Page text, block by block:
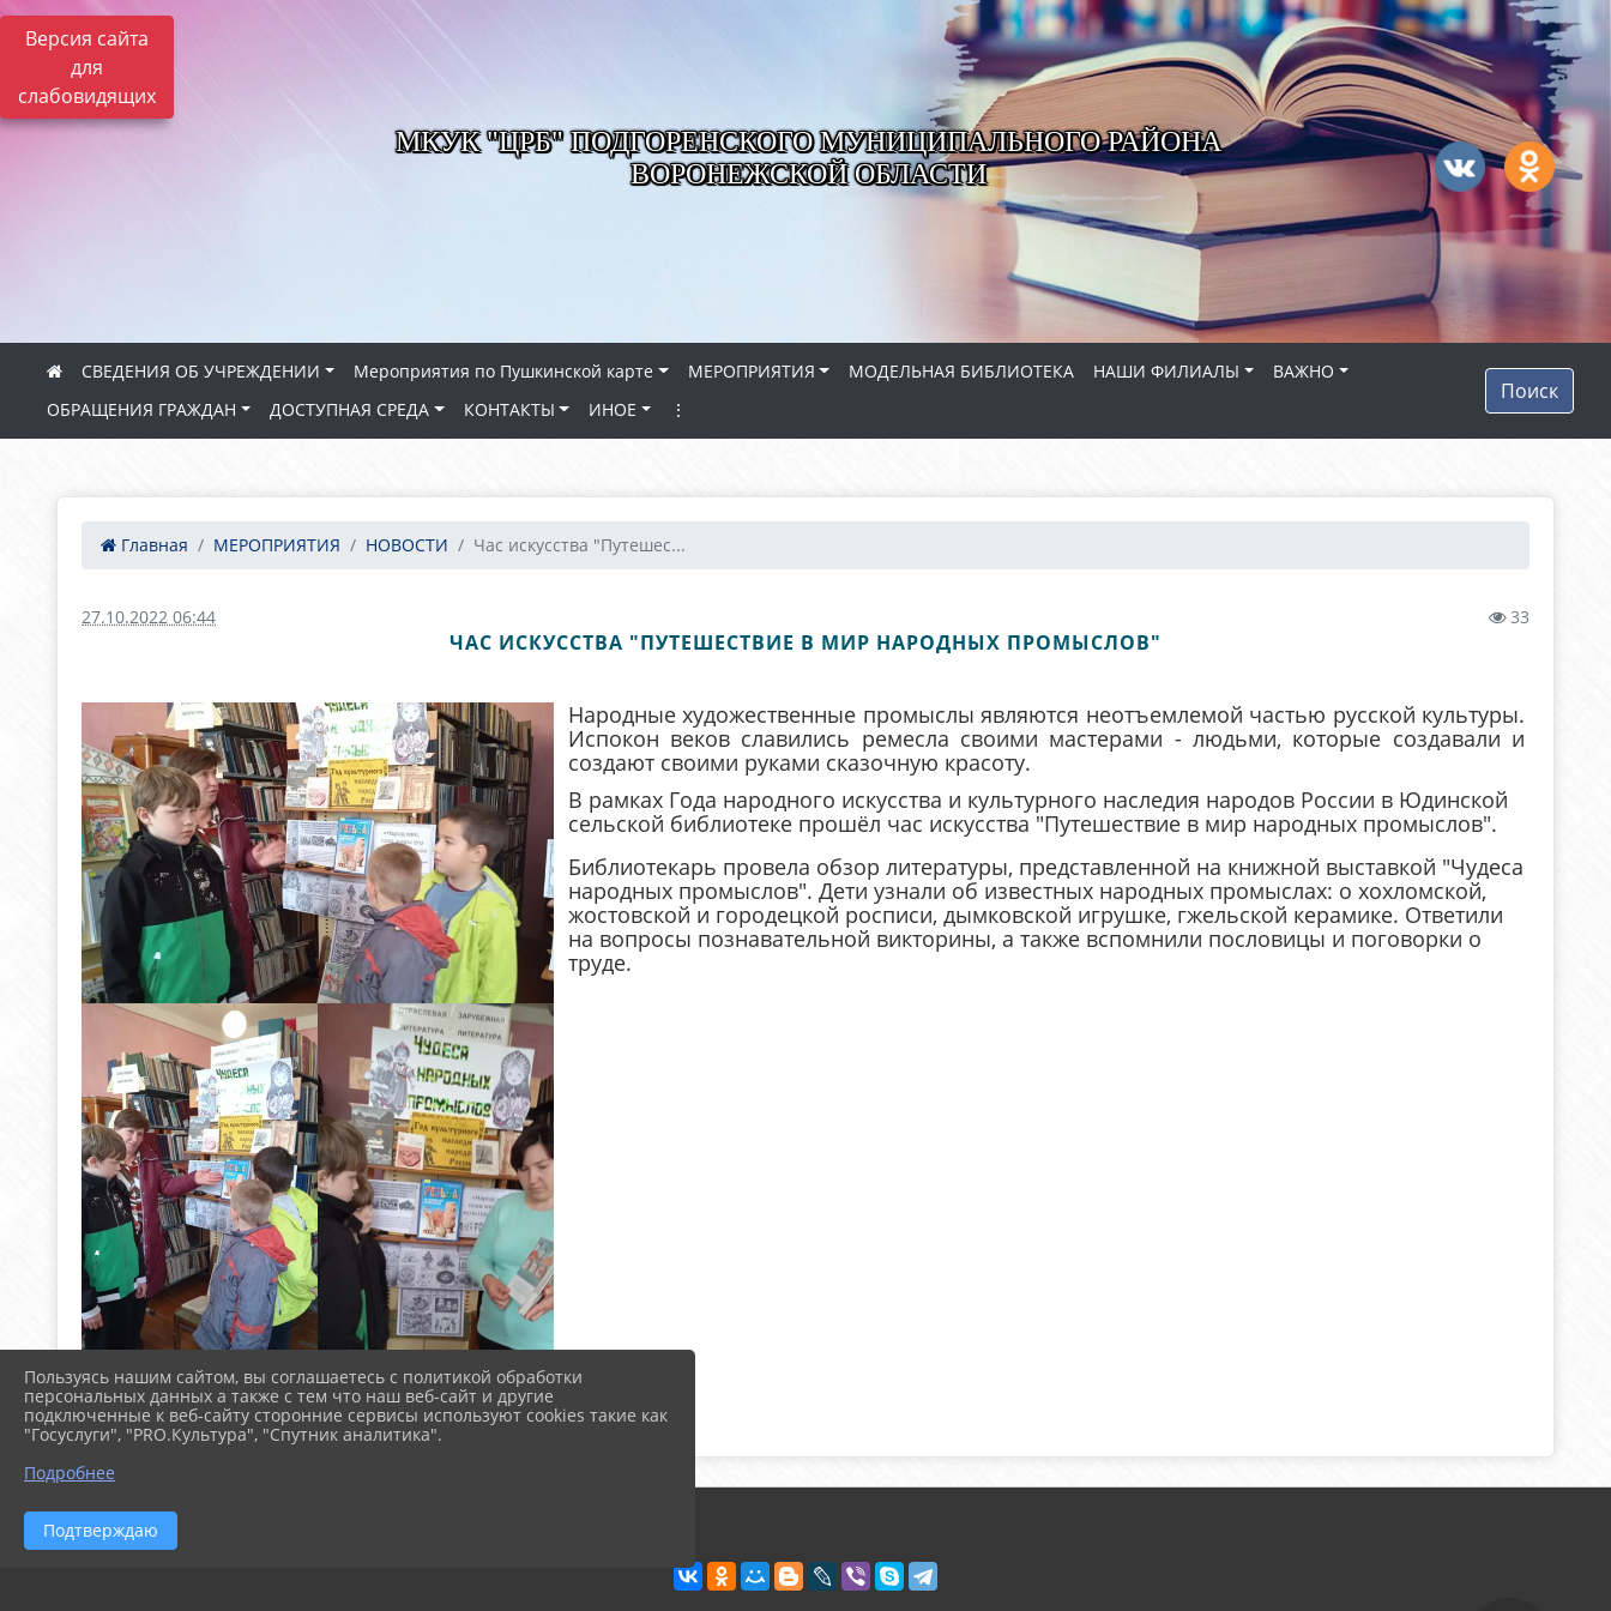
Версия сайта
для
слабовидящих
МКУК "ЦРБ" ПОДГОРЕНСКОГО МУНИЦИПАЛЬНОГО РАЙОНА
ВОРОНЕЖСКОЙ ОБЛАСТИ
СВЕДЕНИЯ ОБ УЧРЕЖДЕНИИ Мероприятия по Пушкинской карте МЕРОПРИЯТИЯ МОДЕЛЬНАЯ БИБЛИОТЕКА НАШИ ФИЛИАЛЫ
ВАЖНО
ОБРАЩЕНИЯ ГРАЖДАН
ДОСТУПНАЯ СРЕДА КОНТАКТЫ ИНОЕ ⋮
Поиск
Главная МЕРОПРИЯТИЯ НОВОСТИ Час искусства "Путешес...
27.10.2022 06:44 33
ЧАС ИСКУССТВА "ПУТЕШЕСТВИЕ В МИР НАРОДНЫХ ПРОМЫСЛОВ"
Народные художественные промыслы являются неотъемлемой частью русской культуры.
Испокон веков славились ремесла своими мастерами - людьми, которые создавали и
создают своими руками сказочную красоту.
В рамках Года народного искусства и культурного наследия народов России в Юдинской
сельской библиотеке прошёл час искусства "Путешествие в мир народных промыслов".
Библиотекарь провела обзор литературы, представленной на книжной выставкой "Чудеса
народных промыслов". Дети узнали об известных народных промыслах: о хохломской,
жостовской и городецкой росписи, дымковской игрушке, гжельской керамике. Ответили
на вопросы познавательной викторины, а также вспомнили пословицы и поговорки о
труде.
Пользуясь нашим сайтом, вы соглашаетесь с политикой обработки
персональных данных а также с тем что наш веб-сайт и другие
подключенные к веб-сайту сторонние сервисы используют cookies такие как
"Госуслуги", "PRO.Культура", "Спутник аналитика".
Подробнее
Подтверждаю